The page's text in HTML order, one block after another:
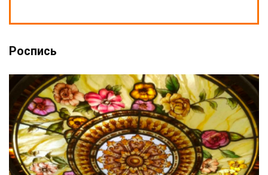
Роспись